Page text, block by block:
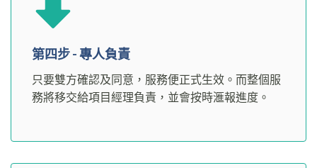
第四步 - 專人負責
只要雙方確認及同意，服務便正式生效。而整個服
務將移交給項目經理負責，並會按時滙報進度。